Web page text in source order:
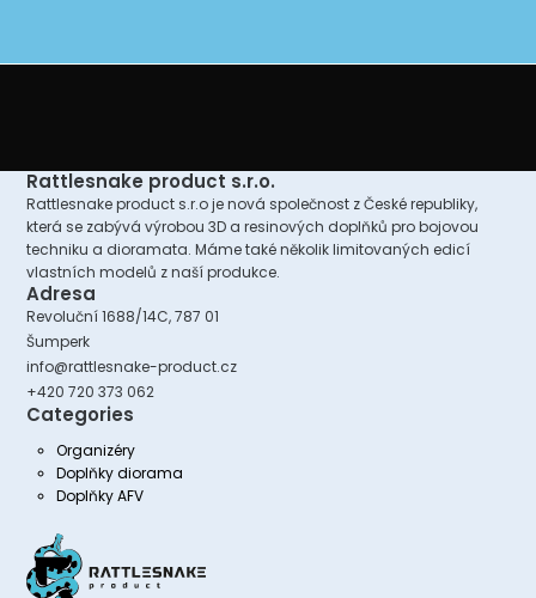
Rattlesnake product s.r.o.
Rattlesnake product s.r.o je nová společnost z České republiky,
která se zabývá výrobou 3D a resinových doplňků pro bojovou
techniku a dioramata. Máme také několik limitovaných edicí
vlastních modelů z naší produkce.
Adresa
Revoluční 1688/14C, 787 01
Šumperk
info@rattlesnake-product.cz
+420 720 373 062
Categories
Organizéry
Doplňky diorama
Doplňky AFV